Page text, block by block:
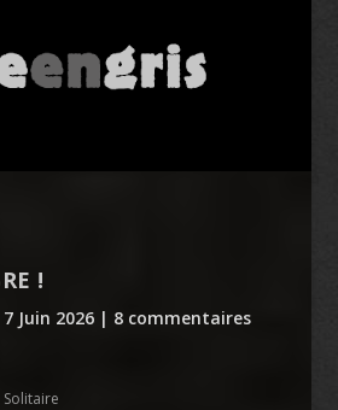
!
7 Juin 2026| 8 commentaires